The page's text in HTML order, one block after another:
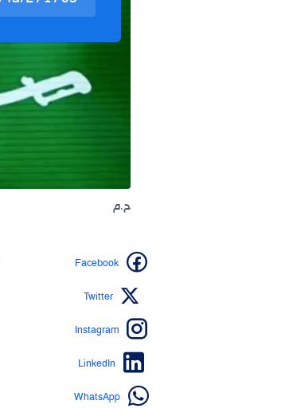
ح.م
Facebook
Twitter
Instagram
LinkedIn
WhatsApp